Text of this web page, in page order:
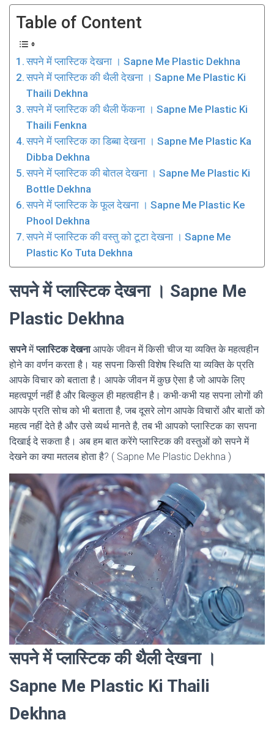
Table of Content
सपने में प्लास्टिक देखना । Sapne Me Plastic Dekhna
सपने में प्लास्टिक की थैली देखना । Sapne Me Plastic Ki
Thaili Dekhna
सपने में प्लास्टिक की थैली फेंकना । Sapne Me Plastic Ki
Thaili Fenkna
सपने में प्लास्टिक का डिब्बा देखना । Sapne Me Plastic Ka
Dibba Dekhna
सपने में प्लास्टिक की बोतल देखना । Sapne Me Plastic Ki
Bottle Dekhna
सपने में प्लास्टिक के फूल देखना । Sapne Me Plastic Ke
Phool Dekhna
सपने में प्लास्टिक की वस्तु को टूटा देखना । Sapne Me
Plastic Ko Tuta Dekhna
सपने में प्लास्टिक देखना । Sapne Me
Plastic Dekhna
सपनेमेंप्लास्टिक देखनाआपके जीवन में किसी चीज या व्यक्ति के महत्वहीन
होने का वर्णन करता है। यह सपना किसी विशेष स्थिति या व्यक्ति के प्रति
आपके विचार को बताता है। आपके जीवन में कुछ ऐसा है जो आपके लिए
महत्वपूर्ण नहीं है और बिल्कुल ही महत्वहीन है। कभी-कभी यह सपना लोगों की
आपके प्रति सोच को भी बताता है, जब दूसरे लोग आपके विचारों और बातों को
महत्व नहीं देते है और उसे व्यर्थ मानते है, तब भी आपको प्लास्टिक का सपना
दिखाई दे सकता है। अब हम बात करेंगे प्लास्टिक की वस्तुओं को सपने में
देखने का क्या मतलब होता है? ( Sapne Me Plastic Dekhna )
सपने में प्लास्टिक की थैली देखना ।
Sapne Me Plastic Ki Thaili
Dekhna